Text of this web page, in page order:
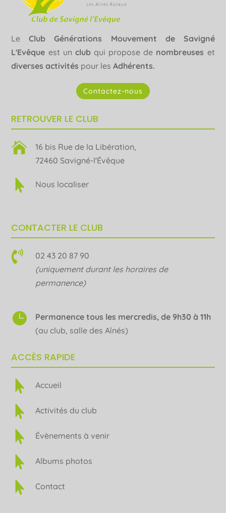
Le Club Générations Mouvement de Savigné
L'Evêque est un clubqui propose de nombreuses et
diverses activités pour lesAdhérents.
Contactez-nous
RETROUVER LE CLUB

16 bis Rue de la Libération,
72460 Savigné-l'Évêque
 Nous localiser
CONTACTER LE CLUB

02 43 20 87 90
(uniquement durant les horaires de
permanence)

Permanence tous les mercredis, de 9h30 à 11h
(au club, salle des Aînés)
ACCÈS RAPIDE
 Accueil
 Activités du club
 Évènements à venir
 Albums photos
 Contact